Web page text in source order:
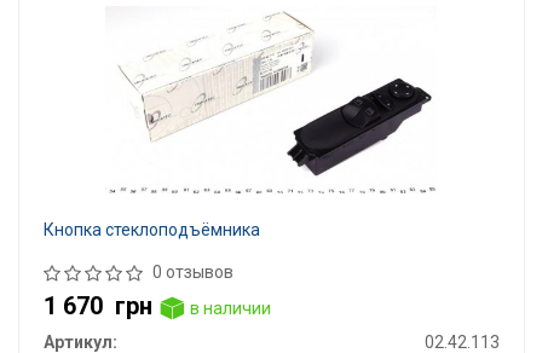
Кнопка стеклоподъёмника
0 отзывов
1 670 грн
в наличии
Артикул:
02.42.113